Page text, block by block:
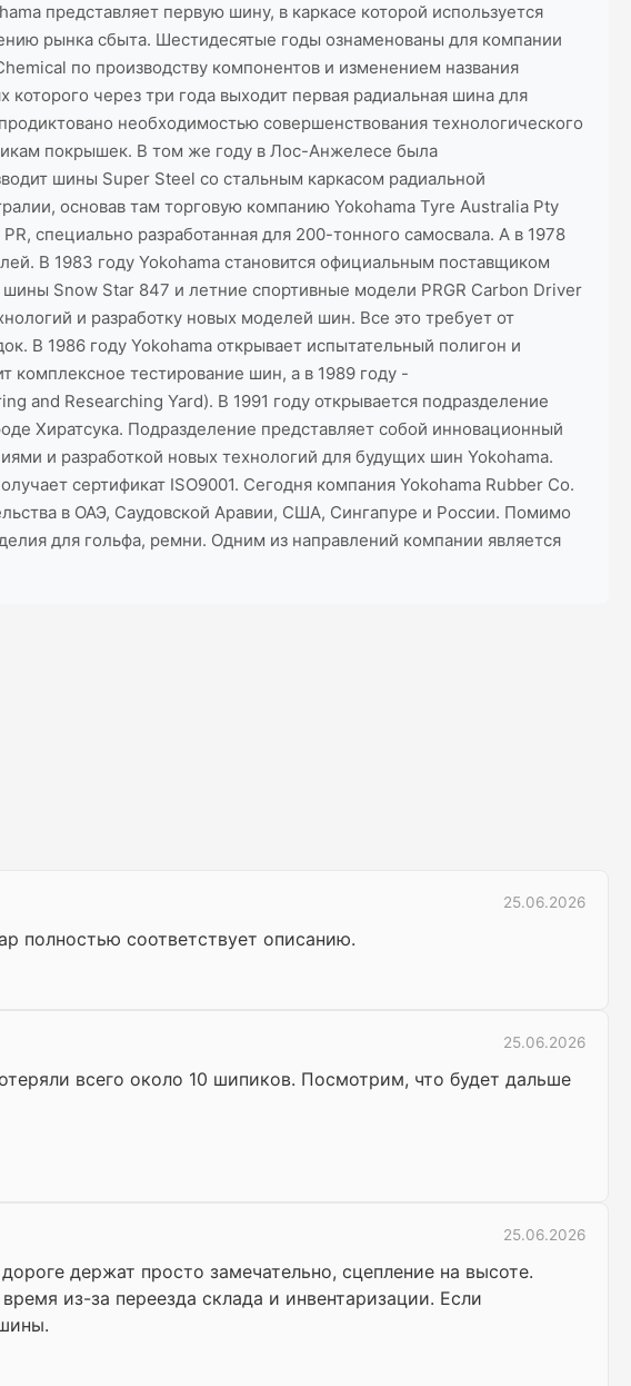
представляет первую шину, в каркасе которой используется
рынка сбыта. Шестидесятые годы ознаменованы для компании
по производству компонентов и изменением названия
через три года выходит первая радиальная шина для
необходимостью совершенствования технологического
покрышек. В том же году в Лос-Анжелесе была
шины Super Steel со стальным каркасом радиальной
основав там торговую компанию Yokohama Tyre Australia Pty
специально разработанная для 200-тонного самосвала. А в 1978
В 1983 году Yokohama становится официальным поставщиком
Snow Star 847 и летние спортивные модели PRGR Carbon Driver
и разработку новых моделей шин. Все это требует от
В 1986 году Yokohama открывает испытательный полигон и
комплексное тестирование шин, а в 1989 году -
and Researching Yard). В 1991 году открывается подразделение
Хиратсука. Подразделение представляет собой инновационный
и разработкой новых технологий для будущих шин Yokohama.
сертификат ISO9001. Сегодня компания Yokohama Rubber Co.
в ОАЭ, Саудовской Аравии, США, Сингапуре и России. Помимо
для гольфа, ремни. Одним из направлений компании является
25.06.2026
полностью соответствует описанию.
25.06.2026
всего около 10 шипиков. Посмотрим, что будет дальше
25.06.2026
держат просто замечательно, сцепление на высоте.
из-за переезда склада и инвентаризации. Если